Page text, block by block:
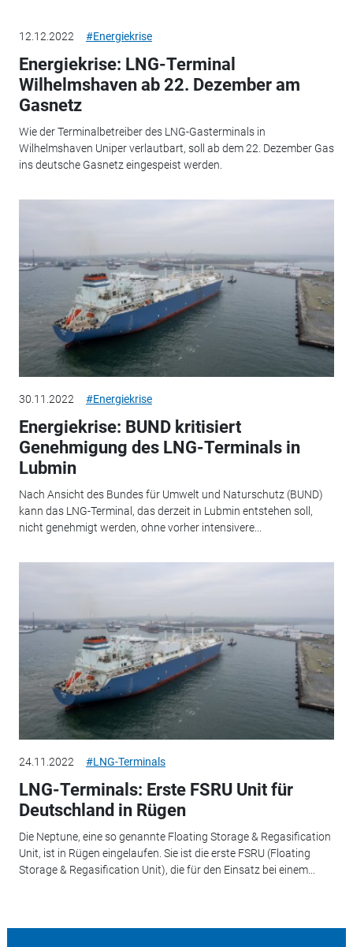
12.12.2022 #Energiekrise
Energiekrise: LNG-Terminal
Wilhelmshaven ab 22. Dezember am
Gasnetz
Wie der Terminalbetreiber des LNG-Gasterminals in
Wilhelmshaven Uniper verlautbart, soll ab dem 22. Dezember Gas
ins deutsche Gasnetz eingespeist werden.
30.11.2022 #Energiekrise
Energiekrise: BUND kritisiert
Genehmigung des LNG-Terminals in
Lubmin
Nach Ansicht des Bundes für Umwelt und Naturschutz (BUND)
kann das LNG-Terminal, das derzeit in Lubmin entstehen soll,
nicht genehmigt werden, ohne vorher intensivere...
24.11.2022 #LNG-Terminals
LNG-Terminals: Erste FSRU Unit für
Deutschland in Rügen
Die Neptune, eine so genannte Floating Storage & Regasification
Unit, ist in Rügen eingelaufen. Sie ist die erste FSRU (Floating
Storage & Regasification Unit), die für den Einsatz bei einem...